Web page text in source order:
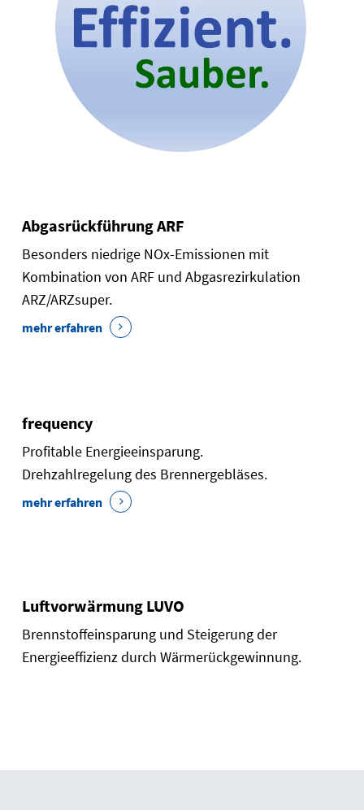
Abgasrückführung ARF
Besonders niedrige NOx-Emissionen mit
Kombination von ARF und Abgasrezirkulation
ARZ/ARZsuper.
mehr erfahren
frequency
Profitable Energieeinsparung.
Drehzahlregelung des Brennergebläses.
mehr erfahren
Luftvorwärmung LUVO
Brennstoffeinsparung und Steigerung der
Energieeffizienz durch Wärmerückgewinnung.